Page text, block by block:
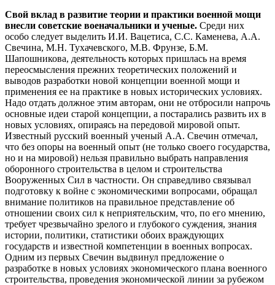
Свой вклад в развитие теории и практики военной мощи
внесли советские военачальники и ученые. Среди них
особо следует выделить И.И. Вацетиса, С.С. Каменева, А.А.
Свечина, М.Н. Тухачевского, М.В. Фрунзе, Б.М.
Шапошникова, деятельность которых пришлась на время
переосмысления прежних теоретических положений и
выводов разработки новой концепции военной мощи и
применения ее на практике в новых исторических условиях.
Надо отдать должное этим авторам, они не отбросили напрочь
основные идеи старой концепции, а постарались развить их в
новых условиях, опираясь на передовой мировой опыт.
Известный русский военный ученый А.А. Свечин отмечал,
что без опоры на военный опыт (не только своего государства,
но и на мировой) нельзя правильно выбрать направления
оборонного строительства в целом и строительства
Вооруженных Сил в частности. Он справедливо связывал
подготовку к войне с экономическими вопросами, обращал
внимание политиков на правильное представление об
отношении своих сил к неприятельским, что, по его мнению,
требует чрезвычайно зрелого и глубокого суждения, знания
истории, политики, статистики обоих враждующих
государств и известной компетенции в военных вопросах.
Одним из первых Свечин выдвинул предложение о
разработке в новых условиях экономического плана военного
строительства, проведения экономической линии за рубежом